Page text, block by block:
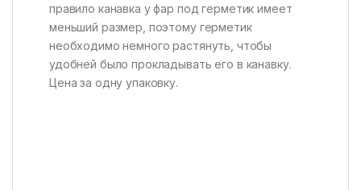
правило канавка у фар под герметик имеет
меньший размер, поэтому герметик
необходимо немного растянуть, чтобы
удобней было прокладывать его в канавку.
Цена за одну упаковку.